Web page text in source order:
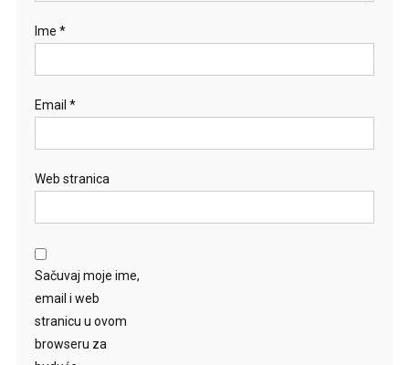
Ime *
Email *
Web stranica
Sačuvaj moje ime,
email i web
stranicu u ovom
browseru za